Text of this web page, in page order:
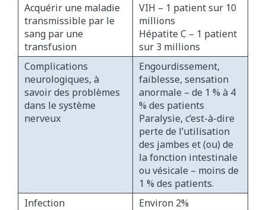
Acquérir une maladie
transmissible par le
sang par une
transfusion
VIH – 1 patient sur 10
millions
Hépatite C – 1 patient
sur 3 millions
Complications
neurologiques, à
savoir des problèmes
dans le système
nerveux
Engourdissement,
faiblesse, sensation
anormale – de 1 % à 4
% des patients
Paralysie, c’est-à-dire
perte de l’utilisation
des jambes et (ou) de
la fonction intestinale
ou vésicale – moins de
1 % des patients.
Infection
Environ 2%